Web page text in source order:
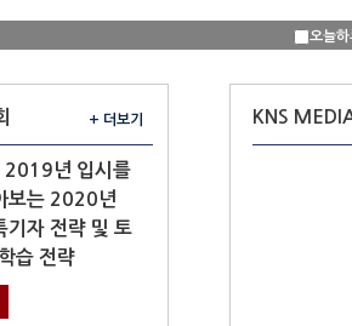
오늘
+ 더보기
2019년 입시를
보는 2020년
기자 전략 및 토
습 전략
KNS